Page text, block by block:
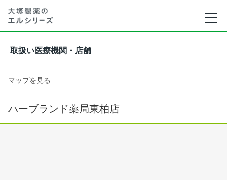
取扱い医療機関・店舗
マップを見る
ハーブランド薬局東柏店